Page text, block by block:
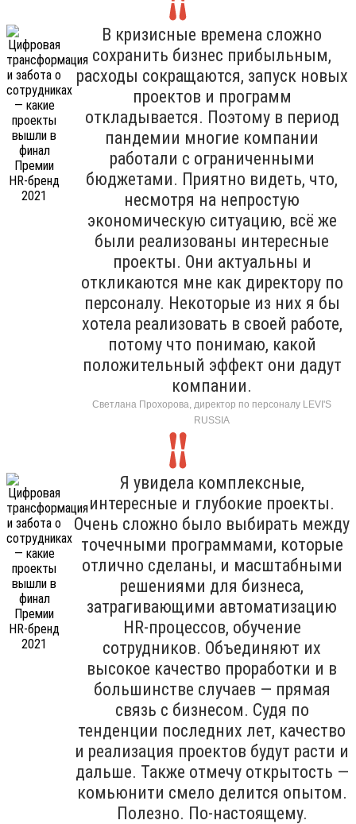
В кризисные времена сложно
сохранить бизнес прибыльным,
расходы сокращаются, запуск новых
проектов и программ
откладывается. Поэтому в период
пандемии многие компании
работали с ограниченными
бюджетами. Приятно видеть, что,
несмотря на непростую
экономическую ситуацию, всё же
были реализованы интересные
проекты. Они актуальны и
откликаются мне как директору по
персоналу. Некоторые из них я бы
хотела реализовать в своей работе,
потому что понимаю, какой
положительный эффект они дадут
компании.
Светлана Прохорова, директор по персоналу LEVI'S
RUSSIA
Я увидела комплексные,
интересные и глубокие проекты.
Очень сложно было выбирать между
точечными программами, которые
отлично сделаны, и масштабными
решениями для бизнеса,
затрагивающими автоматизацию
HR-процессов, обучение
сотрудников. Объединяют их
высокое качество проработки и в
большинстве случаев — прямая
связь с бизнесом. Судя по
тенденции последних лет, качество
и реализация проектов будут расти и
дальше. Также отмечу открытость —
комьюнити смело делится опытом.
Полезно. По-настоящему.